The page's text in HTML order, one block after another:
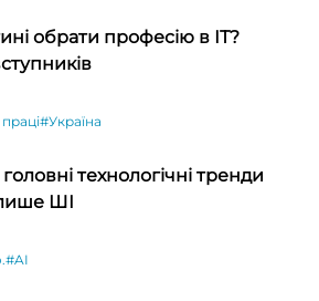
обрати професію в ІТ?
#Україна
технологічні тренди
ШІ
#AI